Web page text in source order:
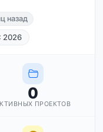
назад
2026
0
ПРОЕКТОВ